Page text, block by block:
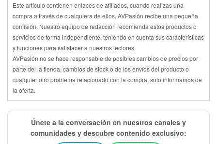
Este artículo contienen enlaces de afiliados, cuando realizas una
compra a través de cualquiera de ellos, AVPasión recibe una pequeña
comisión. Nuestro equipo de redacción recomienda estos productos o
servicios de forma independiente, teniendo en cuenta sus características
y funciones para satisfacer a nuestros lectores.
AVPasión no se hace responsable de posibles cambios de precios por
parte del la tienda, cambios de stock o de los envíos del producto o
cualquier otro problema relacionado con la compra, solo informamos de
la oferta.
Únete a la conversación en nuestros canales y
comunidades y descubre contenido exclusivo: